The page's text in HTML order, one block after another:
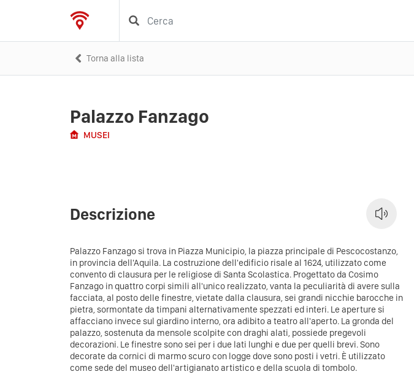
Torna alla lista
Palazzo Fanzago
MUSEI
Descrizione
Palazzo Fanzago si trova in Piazza Municipio, la piazza principale di Pescocostanzo,
in provincia dell'Aquila. La costruzione dell'edificio risale al 1624, utilizzato come
convento di clausura per le religiose di Santa Scolastica. Progettato da Cosimo
Fanzago in quattro corpi simili all'unico realizzato, vanta la peculiarità di avere sulla
facciata, al posto delle finestre, vietate dalla clausura, sei grandi nicchie barocche in
pietra, sormontate da timpani alternativamente spezzati ed interi. Le aperture si
affacciano invece sul giardino interno, ora adibito a teatro all'aperto. La gronda del
palazzo, sostenuta da mensole scolpite con draghi alati, possiede pregevoli
decorazioni. Le finestre sono sei per i due lati lunghi e due per quelli brevi. Sono
decorate da cornici di marmo scuro con logge dove sono posti i vetri. È utilizzato
come sede del museo dell'artigianato artistico e della scuola di tombolo.